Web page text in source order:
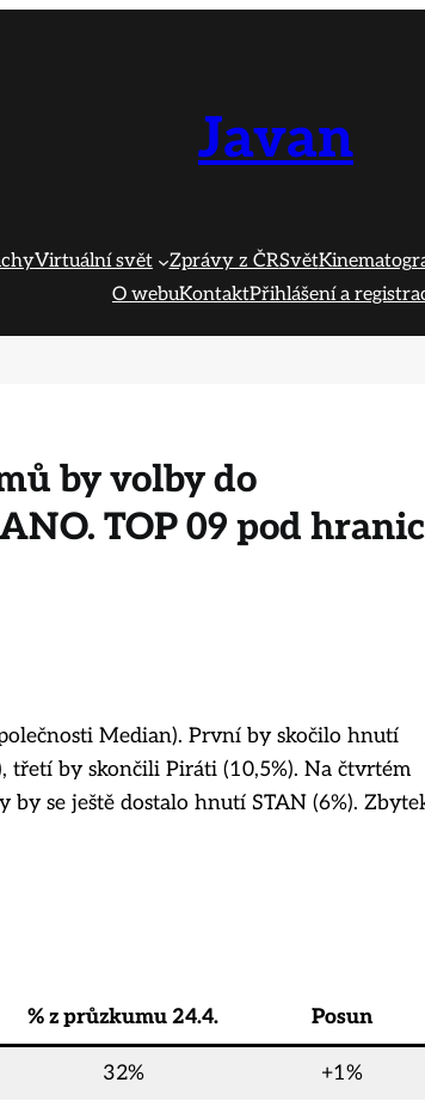
Javan
Virtuální svět Zprávy z ČRSvět
O webuKontaktPřihlášení a
by volby do
TOP 09 pod
Median). První by skočilo hnutí
třetí by skončili Piráti (10,5%). Na čtvrtém
by se ještě dostalo hnutí STAN (6%).
% z průzkumu 24.4. Posun
32% +1%